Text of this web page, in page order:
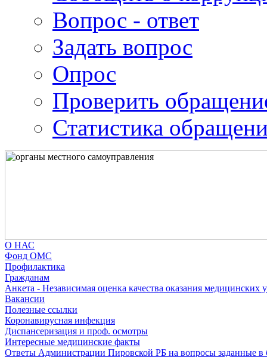
Вопрос - ответ
Задать вопрос
Опрос
Проверить
Статистика
О НАС
Фонд ОМС
Профилактика
Гражданам
Анкета - Независимая оценка качества оказания медицинских
Вакансии
Полезные ссылки
Коронавирусная инфекция
Диспансеризация и проф. осмотры
Интересные медицинские факты
Ответы Администрации Пировской РБ на вопросы заданные в